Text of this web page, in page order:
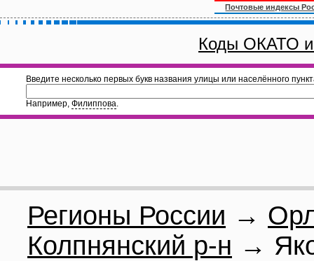
Почтовые индексы
Коды ОКАТО
Введите несколько первых букв названия улицы или населённого
Например, Филиппова.
Регионы России →
Колпнянский р-н →